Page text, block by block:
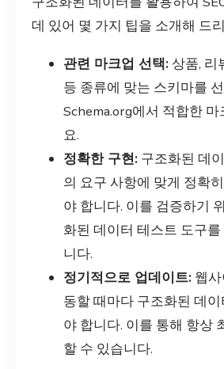
데 있어 몇 가지 팁을 소개해 드
관련 마크업 선택: 상품, 리
등 종류에 맞는 스키마를
Schema.org에서 적합한
요.
정확한 구현: 구조화된 데
의 요구 사항에 맞게 정확
야 합니다. 이를 검증하기
화된 데이터 테스트 도구
니다.
정기적으로 업데이트: 웹
동할 때마다 구조화된 데
야 합니다. 이를 통해 항상
할 수 있습니다.